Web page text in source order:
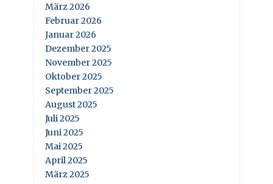
März 2026
Februar 2026
Januar 2026
Dezember 2025
November 2025
Oktober 2025
September 2025
August 2025
Juli 2025
Juni 2025
Mai 2025
April 2025
März 2025